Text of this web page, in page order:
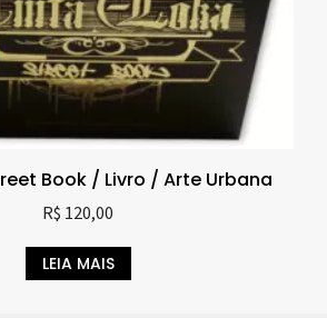
Book / Livro / Arte Urbana
R$ 120,00
LEIA MAIS